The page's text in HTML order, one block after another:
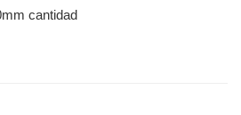
cantidad